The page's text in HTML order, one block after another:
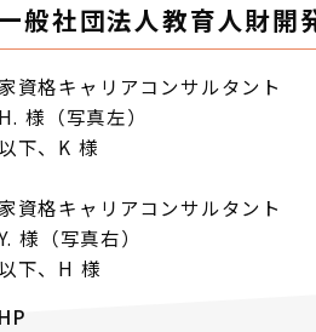
般社団法人教育人財開
資格キャリアコンサルタント
様（写真左）
下、K 様
資格キャリアコンサルタント
様（写真右）
下、H 様
HP